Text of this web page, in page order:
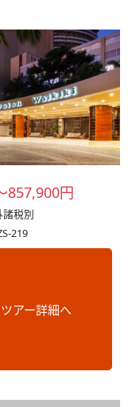
857,900円
税別
219
ツアー詳細へ